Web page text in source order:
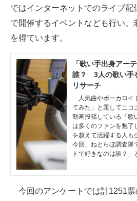
ビジネスと働き方のヒント
企業ITのトレンドを詳説
経営リーダーのコミュニティ
マーケ×ITの今がよく分かる
ITエンジニア向け専門サイト
企業向けIT製品の総合サイト
ではインターネットでのライブ配
で開催するイベントなども行い、
を得ています。
「歌い手出身アー
誰？ 3人の歌い手
リサーチ
人気曲やボーカロイ
てみた」と題してニコ
動画投稿している「歌
は多くのファンを魅了
を超えて活躍する人
今回、ねとらぼ調査隊
トで好きなのは誰？
今回のアンケートでは計1251票